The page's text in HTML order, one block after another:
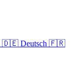
🇩🇪 Deutsch 🇫🇷